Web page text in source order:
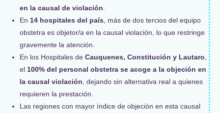
en la causal de violación
En 14 hospitales del país , más de dos tercios del equipo
obstetra es objetor/a en la causal violación, lo que restringe
gravemente la atención.
En los Hospitales de Cauquenes, Constitución y Lautaro
el 100% del personal obstetra se acoge a la objeción en
la causal violación , dejando sin alternativa real a quienes
requieren la prestación.
Las regiones con mayor índice de objeción en esta causal